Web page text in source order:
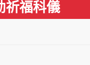
祈福科儀